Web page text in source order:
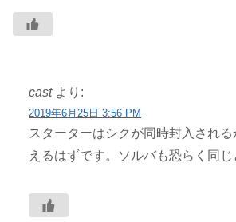
cast より:
2019年6月25日 3:56 PM
スターターはシクが同時封入され
えるはずです。ソルバも恐らく同じ